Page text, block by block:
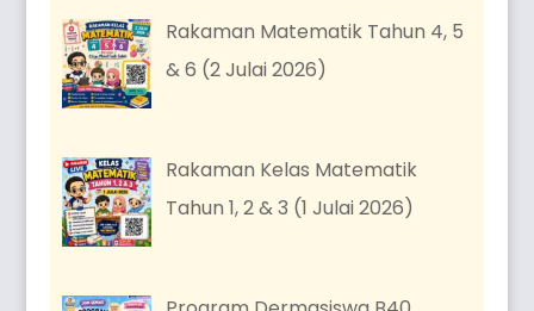
Rakaman Matematik Tahun 4, 5
& 6 (2 Julai 2026)
Rakaman Kelas Matematik
Tahun 1, 2 & 3 (1 Julai 2026)